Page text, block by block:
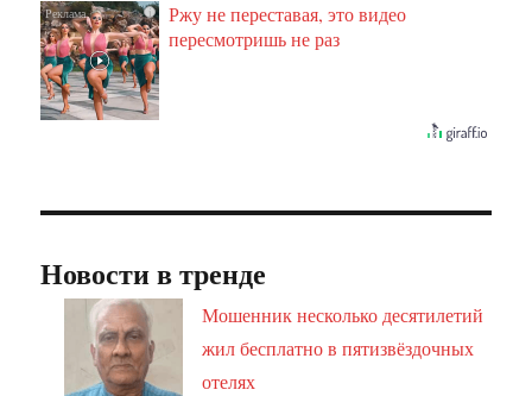
i
Ржу не переставая, это видео
пересмотришь не раз
Новости в тренде
Мошенник несколько десятилетий
жил бесплатно в пятизвёздочных
отелях